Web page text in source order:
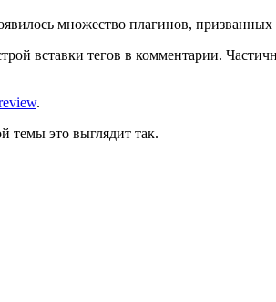
множество плагинов,
вставки тегов в комментарии.
.
темы это выглядит так.